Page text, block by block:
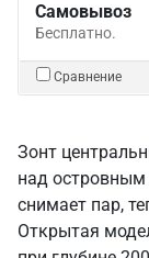
Самовывоз
Бесплатно.
Сравнение
Зонт
над островным
снимает пар,
Открытая